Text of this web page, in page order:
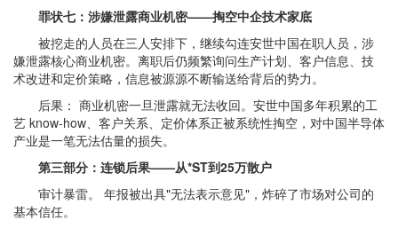
罪状七：涉嫌泄露商业机密——掏空中企技术家底
被挖走的人员在三人安排下，继续勾连安世中国在职人员，涉
嫌泄露核心商业机密。离职后仍频繁询问生产计划、客户信息、技
术改进和定价策略，信息被源源不断输送给背后的势力。
后果： 商业机密一旦泄露就无法收回。安世中国多年积累的工
艺 know-how、客户关系、定价体系正被系统性掏空，对中国半导体
产业是一笔无法估量的损失。
第三部分：连锁后果——从*ST到25万散户
审计暴雷。 年报被出具"无法表示意见"，炸碎了市场对公司的
基本信任。